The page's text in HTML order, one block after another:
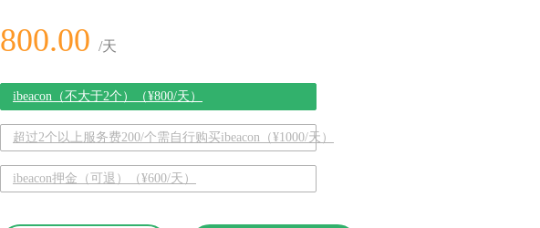
800.00 /天
ibeacon（不大于2个）（¥800/天）
超过2个以上服务费200/个需自行购买ibeacon（¥1000/天）
ibeacon押金（可退）（¥600/天）